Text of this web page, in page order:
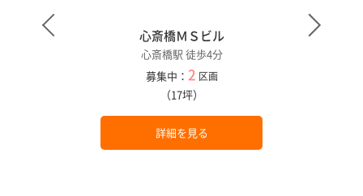
心斎橋ＭＳビル
心斎橋駅 徒歩4分
募集中： 2 区画
（17坪）
詳細を見る